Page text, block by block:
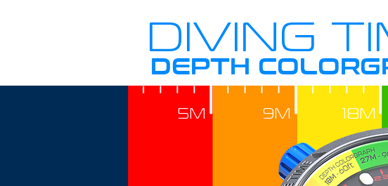
DEPTH
DIVING
18M
9M
5M